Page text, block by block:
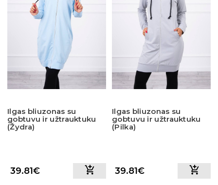
Ilgas bliuzonas su
gobtuvu ir užtrauktuku
(Žydra)
39.81€
Ilgas bliuzonas su
gobtuvu ir užtrauktuku
(Pilka)
39.81€